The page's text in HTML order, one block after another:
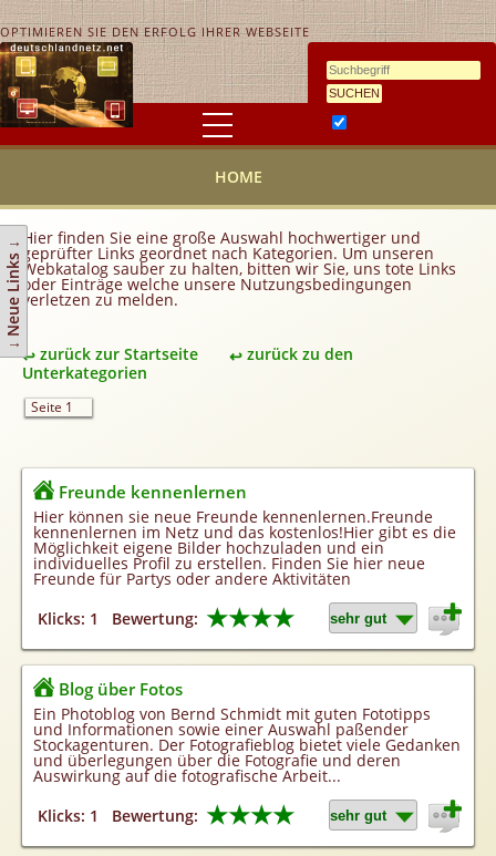
OPTIMIEREN SIE DEN ERFOLG IHRER WEBSEITE
AGB
Link hinzufügen
Eintrag ändern
Partner
Homepageerstellung
Webkatalog
Linkaufbau
Sonderangebot
HOME
Hier finden Sie eine große Auswahl hochwertiger und
geprüfter Links geordnet nach Kategorien. Um unseren
Webkatalog sauber zu halten, bitten wir Sie, uns tote Links
oder Einträge welche unsere Nutzungsbedingungen
verletzen zu melden.
zurück zur Startseite
zurück zu den
Unterkategorien
Seite 1
Freunde kennenlernen
Hier können sie neue Freunde kennenlernen.Freunde
kennenlernen im Netz und das kostenlos!Hier gibt es die
Möglichkeit eigene Bilder hochzuladen und ein
individuelles Profil zu erstellen. Finden Sie hier neue
Freunde für Partys oder andere Aktivitäten
Klicks: 1
Bewertung: ★★★★
Blog über Fotos
Ein Photoblog von Bernd Schmidt mit guten Fototipps
und Informationen sowie einer Auswahl paßender
Stockagenturen. Der Fotografieblog bietet viele Gedanken
und überlegungen über die Fotografie und deren
Auswirkung auf die fotografische Arbeit...
Klicks: 1
Bewertung: ★★★★
↓ Neue Links ↓